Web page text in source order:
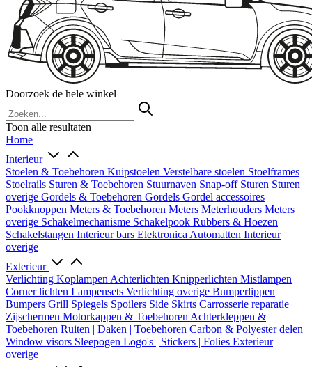
Doorzoek de hele winkel
Toon alle resultaten
Home
Interieur
Stoelen & Toebehoren Kuipstoelen Verstelbare stoelen Stoelframes
Stoelrails Sturen & Toebehoren Stuurnaven Snap-off Sturen Sturen
overige Gordels & Toebehoren Gordels Gordel accessoires
Pookknoppen Meters & Toebehoren Meters Meterhouders Meters
overige Schakelmechanisme Schakelpook Rubbers & Hoezen
Schakelstangen Interieur bars Elektronica Automatten Interieur
overige
Exterieur
Verlichting Koplampen Achterlichten Knipperlichten Mistlampen
Corner lichten Lampensets Verlichting overige Bumperlippen
Bumpers Grill Spiegels Spoilers Side Skirts Carrosserie reparatie
Zijschermen Motorkappen & Toebehoren Achterkleppen &
Toebehoren Ruiten | Daken | Toebehoren Carbon & Polyester delen
Window visors Sleepogen Logo's | Stickers | Folies Exterieur
overige